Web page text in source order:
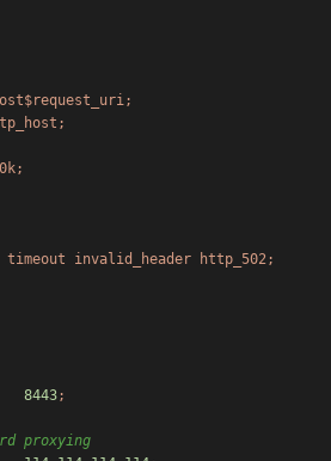
0k;
timeout invalid_header
http_502;
8443;
proxying